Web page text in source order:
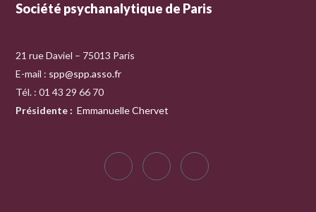
Société psychanalytique de Paris
21 rue Daviel – 75013 Paris
E-mail : spp@spp.asso.fr
Tél. : 01 43 29 66 70
Présidente : Emmanuelle Chervet